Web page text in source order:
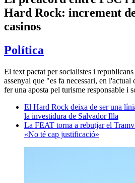
Hard Rock: increment
casinos
Política
El text pactat per socialistes i
assenyal que "es fa necessari, en
fer una aposta pel turisme responsable i
El Hard Rock deixa de ser una
la investidura de Salvador Illa
La FEAT torna a rebutjar el
«No té cap justificació»